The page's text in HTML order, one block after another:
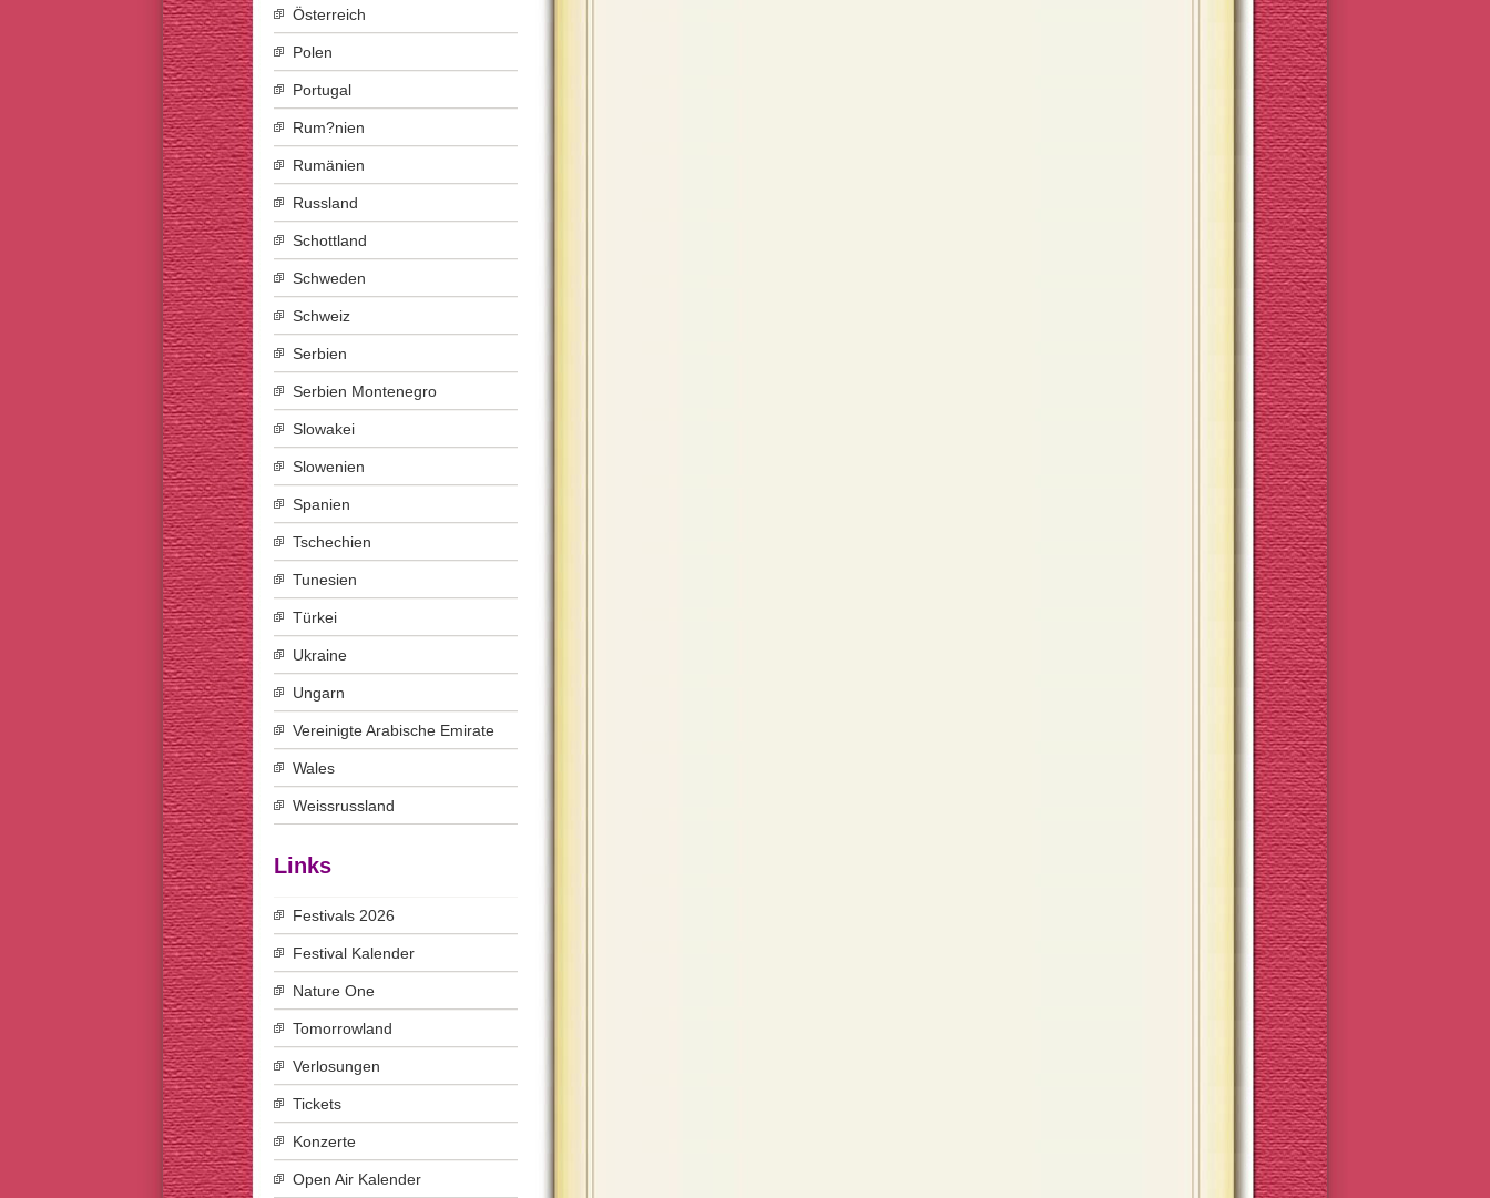
Österreich
Polen
Portugal
Rum?nien
Rumänien
Russland
Schottland
Schweden
Schweiz
Serbien
Serbien Montenegro
Slowakei
Slowenien
Spanien
Tschechien
Tunesien
Türkei
Ukraine
Ungarn
Vereinigte Arabische Emirate
Wales
Weissrussland
Links
Festivals 2026
Festival Kalender
Nature One
Tomorrowland
Verlosungen
Tickets
Konzerte
Open Air Kalender